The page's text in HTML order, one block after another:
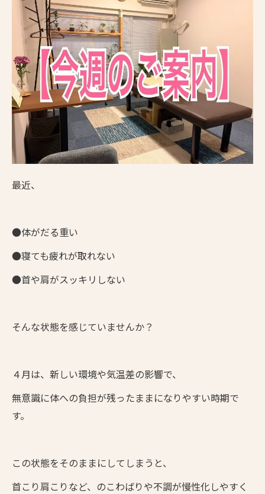
最近、
●体がだる重い
●寝ても疲れが取れない
●首や肩がスッキリしない
そんな状態を感じていませんか？
４月は、新しい環境や気温差の影響で、
無意識に体への負担が残ったままになりやすい時期で
す。
この状態をそのままにしてしまうと、
首こり肩こりなど、のこわばりや不調が慢性化しやすく